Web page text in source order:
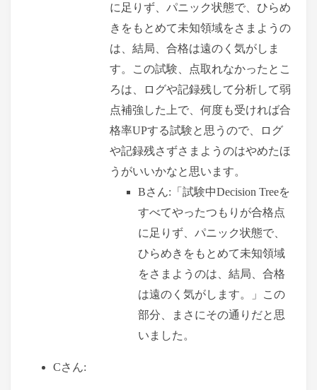
に足りず、パニック状態で、ひらめ
きをもとめて未知領域をさまようの
は、結局、合格は遠のく気がしま
す。この試験、点取れなかったとこ
ろは、ログや記録残して分析して弱
点補強した上で、何度も受ければ合
格率UPする試験と思うので、ログ
や記録残さずさまようのはやめたほ
うがいいかなと思います。
Bさん:「試験中Decision Treeを
すべてやったつもりが合格点
に足りず、パニック状態で、
ひらめきをもとめて未知領域
をさまようのは、結局、合格
は遠のく気がします。」この
部分、まさにその通りだと思
いました。
Cさん: